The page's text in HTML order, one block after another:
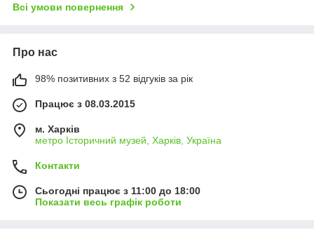
Всі умови повернення
Про нас
98% позитивних з 52 відгуків за рік
Працює з 08.03.2015
м. Харків
метро Історичний музей, Харків, Україна
Контакти
Сьогодні працює з 11:00 до 18:00
Показати весь графік роботи